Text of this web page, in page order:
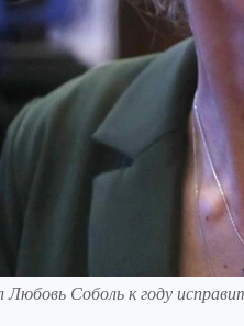
Любовь Соболь к году